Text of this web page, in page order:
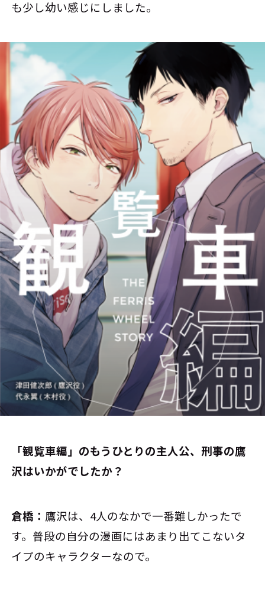
も少し幼い感じにしました。
――「観覧車編」のもうひとりの主人公、刑事の鷹
沢はいかがでしたか？
倉橋： 鷹沢は、4人のなかで一番難しかったで
す。普段の自分の漫画にはあまり出てこないタ
イプのキャラクターなので。